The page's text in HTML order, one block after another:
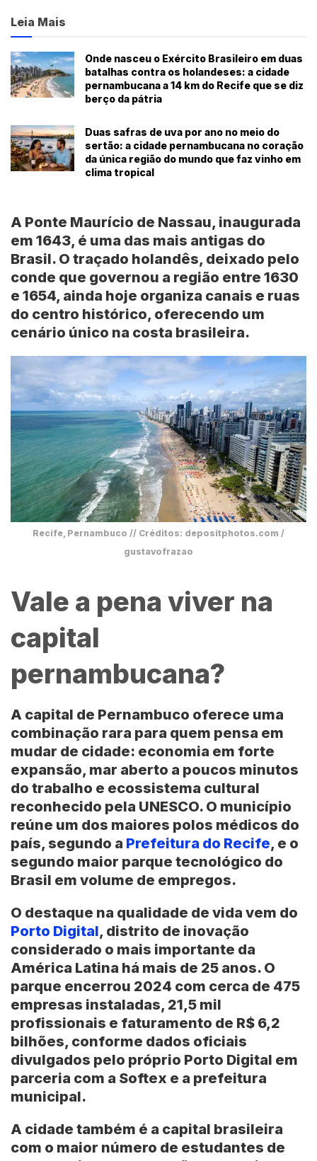
Leia Mais
Onde nasceu o Exército Brasileiro em duas
batalhas contra os holandeses: a cidade
pernambucana a 14 km do Recife que se diz
berço da pátria
Duas safras de uva por ano no meio do
sertão: a cidade pernambucana no coração
da única região do mundo que faz vinho em
clima tropical
A Ponte Maurício de Nassau, inaugurada
em 1643, é uma das mais antigas do
Brasil. O traçado holandês, deixado pelo
conde que governou a região entre 1630
e 1654, ainda hoje organiza canais e ruas
do centro histórico, oferecendo um
cenário único na costa brasileira.
Recife, Pernambuco // Créditos: depositphotos.com /
gustavofrazao
Vale a pena viver na
capital
pernambucana?
A capital de Pernambuco oferece uma
combinação rara para quem pensa em
mudar de cidade: economia em forte
expansão, mar aberto a poucos minutos
do trabalho e ecossistema cultural
reconhecido pela UNESCO. O município
reúne um dos maiores polos médicos do
país, segundo a Prefeitura do Recife, e o
segundo maior parque tecnológico do
Brasil em volume de empregos.
O destaque na qualidade de vida vem do
Porto Digital, distrito de inovação
considerado o mais importante da
América Latina há mais de 25 anos. O
parque encerrou 2024 com cerca de 475
empresas instaladas, 21,5 mil
profissionais e faturamento de R$ 6,2
bilhões, conforme dados oficiais
divulgados pelo próprio Porto Digital em
parceria com a Softex e a prefeitura
municipal.
A cidade também é a capital brasileira
com o maior número de estudantes de